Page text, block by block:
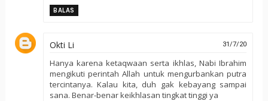
BALAS
Okti Li 31/7/20
Hanya karena ketaqwaan serta ikhlas, Nabi Ibrahim
mengikuti perintah Allah untuk mengurbankan putra
tercintanya. Kalau kita, duh gak kebayang sampai
sana. Benar-benar keikhlasan tingkat tinggi ya